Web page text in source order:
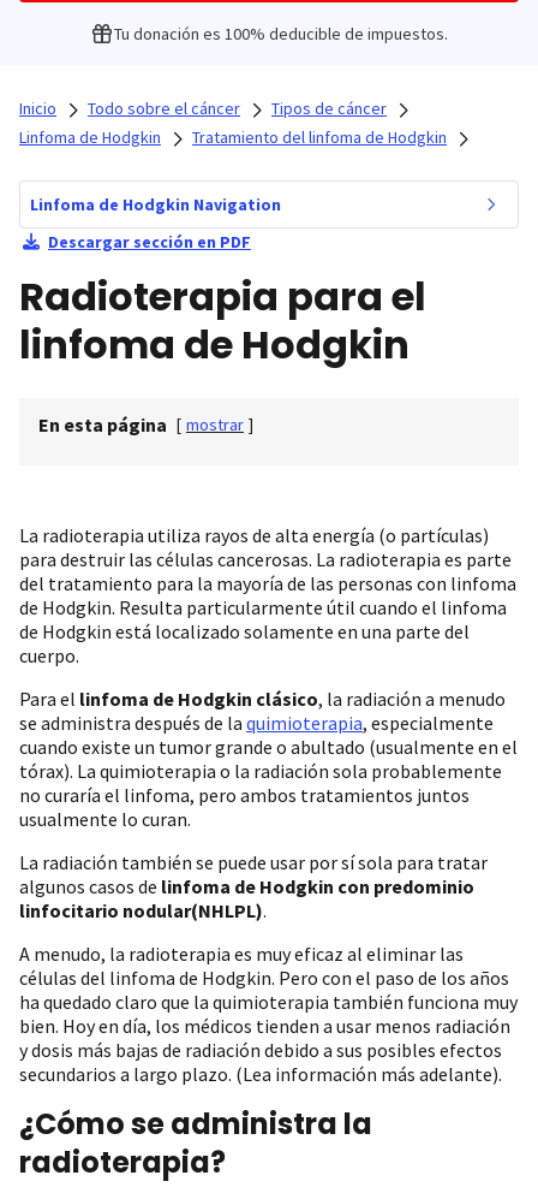
Tu donación es 100% deducible de impuestos.
Inicio Todo sobre el cáncer
Tipos de cáncer
Linfoma de Hodgkin
Tratamiento del linfoma de Hodgkin
Linfoma de Hodgkin Navigation
Descargar sección en PDF
Radioterapia para el
linfoma de Hodgkin
En esta página [ mostrar ]
La radioterapia utiliza rayos de alta energía (o partículas)
para destruir las células cancerosas. La radioterapia es parte
del tratamiento para la mayoría de las personas con linfoma
de Hodgkin. Resulta particularmente útil cuando el linfoma
de Hodgkin está localizado solamente en una parte del
cuerpo.
Para el linfoma de Hodgkin clásico, la radiación a menudo
se administra después de la quimioterapia, especialmente
cuando existe un tumor grande o abultado (usualmente en el
tórax). La quimioterapia o la radiación sola probablemente
no curaría el linfoma, pero ambos tratamientos juntos
usualmente lo curan.
La radiación también se puede usar por sí sola para tratar
algunos casos de linfoma de Hodgkin con predominio
linfocitario nodular(NHLPL).
A menudo, la radioterapia es muy eficaz al eliminar las
células del linfoma de Hodgkin. Pero con el paso de los años
ha quedado claro que la quimioterapia también funciona muy
bien. Hoy en día, los médicos tienden a usar menos radiación
y dosis más bajas de radiación debido a sus posibles efectos
secundarios a largo plazo. (Lea información más adelante).
¿Cómo se administra la
radioterapia?